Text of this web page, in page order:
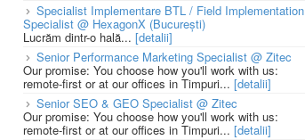
Specialist Implementare BTL / Field Implementation
Specialist @ HexagonX (București)
Lucrăm dintr-o hală... [detalii]
Senior Performance Marketing Specialist @ Zitec
Our promise: You choose how you'll work with us:
remote-first or at our offices in Timpuri... [detalii]
Senior SEO & GEO Specialist @ Zitec
Our promise: You choose how you'll work with us:
remote-first or at our offices in Timpuri... [detalii]